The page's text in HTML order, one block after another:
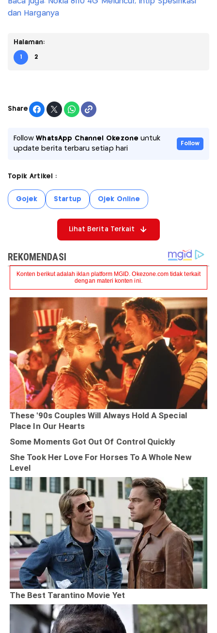
dan Harganya
Halaman:
1 2
Share
FollowWhatsApp Channel Okezone untuk
update berita terbaru setiap hari
Follow
Topik Artikel :
Gojek Startup Ojek Online
Lihat Berita Terkait